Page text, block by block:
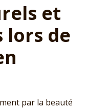
et
lors de
par la beauté